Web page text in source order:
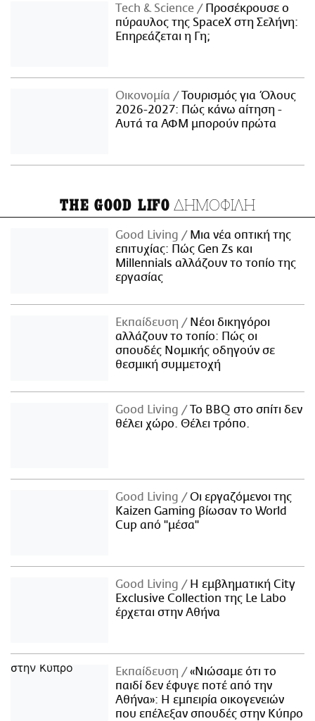
Τech & Science
Προσέκρουσε ο
πύραυλος της SpaceX στη Σελήνη:
Επηρεάζεται η Γη;
Οικονομία
Τουρισμός για Όλους
2026-2027: Πώς κάνω αίτηση -
Αυτά τα ΑΦΜ μπορούν πρώτα
THE GOOD LIFO ΔΗΜΟΦΙΛΗ
Good Living
Μια νέα οπτική της
επιτυχίας: Πώς Gen Zs και
Millennials αλλάζουν το τοπίο της
εργασίας
Εκπαίδευση
Νέοι δικηγόροι
αλλάζουν το τοπίο: Πώς οι
σπουδές Νομικής οδηγούν σε
θεσμική συμμετοχή
Good Living
Το BBQ στο σπίτι δεν
θέλει χώρο. Θέλει τρόπο.
Good Living
Οι εργαζόμενοι της
Kaizen Gaming βίωσαν το World
Cup από "μέσα"
Good Living
Η εμβληματική City
Exclusive Collection της Le Labo
έρχεται στην Αθήνα
Εκπαίδευση
«Νιώσαμε ότι το
παιδί δεν έφυγε ποτέ από την
Αθήνα»: Η εμπειρία οικογενειών
που επέλεξαν σπουδές στην Κύπρο